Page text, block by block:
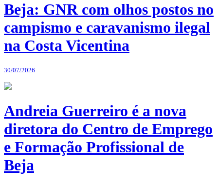
Beja: GNR com olhos postos no
campismo e caravanismo ilegal
na Costa Vicentina
30/07/2026
Andreia Guerreiro é a nova
diretora do Centro de Emprego
e Formação Profissional de
Beja